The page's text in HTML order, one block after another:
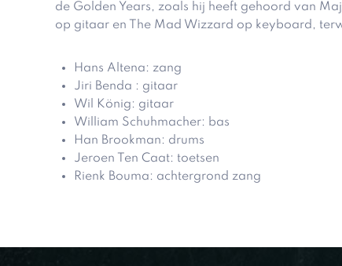
de Golden Years, zoals hij heeft gehoord van
op gitaar en The Mad Wizzard op keyboard,
Hans Altena: zang
Jiri Benda : gitaar
Wil König: gitaar
William Schuhmacher: bas
Han Brookman: drums
Jeroen Ten Caat: toetsen
Rienk Bouma: achtergrond zang